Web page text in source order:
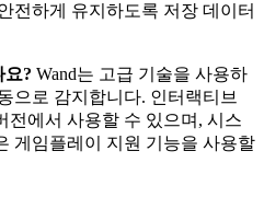
전하게 유지하도록 저장 데이터
요? Wand는 고급 기술을 사용하
으로 감지합니다. 인터랙티브
전에서 사용할 수 있으며, 시스
게임플레이 지원 기능을 사용할